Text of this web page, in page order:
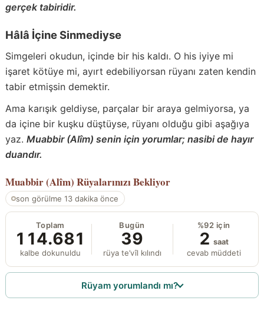
gerçek tabiridir.
Hâlâ İçine Sinmediyse
Simgeleri okudun, içinde bir his kaldı. O his iyiye mi
işaret kötüye mi, ayırt edebiliyorsan rüyanı zaten kendin
tabir etmişsin demektir.
Ama karışık geldiyse, parçalar bir araya gelmiyorsa, ya
da içine bir kuşku düştüyse, rüyanı olduğu gibi aşağıya
yaz. Muabbir (Alîm) senin için yorumlar; nasibi de hayır
duandır.
Muabbir (Alîm) Rüyalarınızı Bekliyor
son görülme 13 dakika önce
Toplam
114.681
kalbe dokunuldu
Bugün
39
rüya te’vîl kılındı
%92 için
2 saat
cevab müddeti
Rüyam yorumlandı mı?